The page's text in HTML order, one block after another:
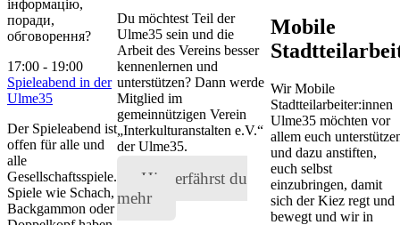
інформацію,
поради,
обговорення?
17:00 - 19:00
Spieleabend in der
Ulme35
Der Spieleabend ist
offen für alle und
alle
Gesellschaftsspiele.
Spiele wie Schach,
Backgammon oder
Du möchtest Teil der
Ulme35 sein und die
Arbeit des Vereins besser
kennenlernen und
unterstützen? Dann werde
Mitglied im
gemeinnützigen Verein
„Interkulturanstalten e.V.“
der Ulme35.
Hier erfährst du
mehr
Mobile
Wir Mobile
Stadtteilarbeiter:innen
Ulme35 möchten vor
allem euch
und dazu anstiften,
euch selbst
einzubringen, damit
sich der Kiez regt und
bewegt und wir in